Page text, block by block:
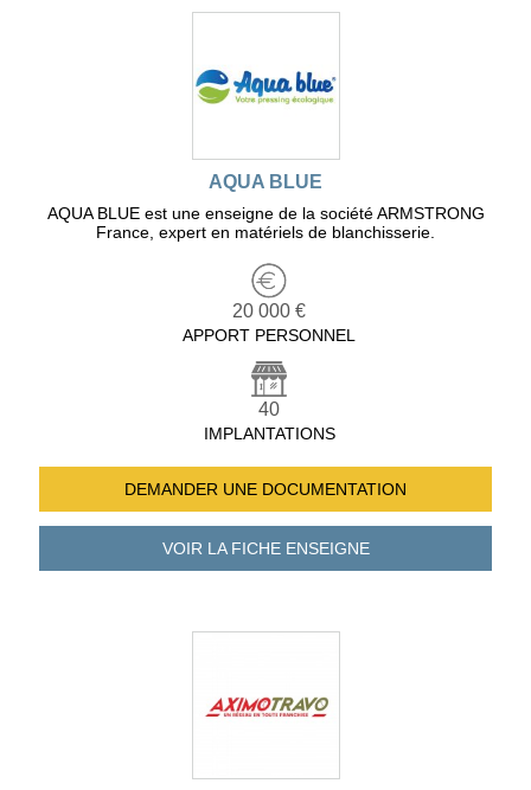
AQUA BLUE
AQUA BLUE est une enseigne de la société ARMSTRONG
France, expert en matériels de blanchisserie.
20 000 €
APPORT PERSONNEL
40
IMPLANTATIONS
DEMANDER UNE DOCUMENTATION
VOIR LA FICHEENSEIGNE